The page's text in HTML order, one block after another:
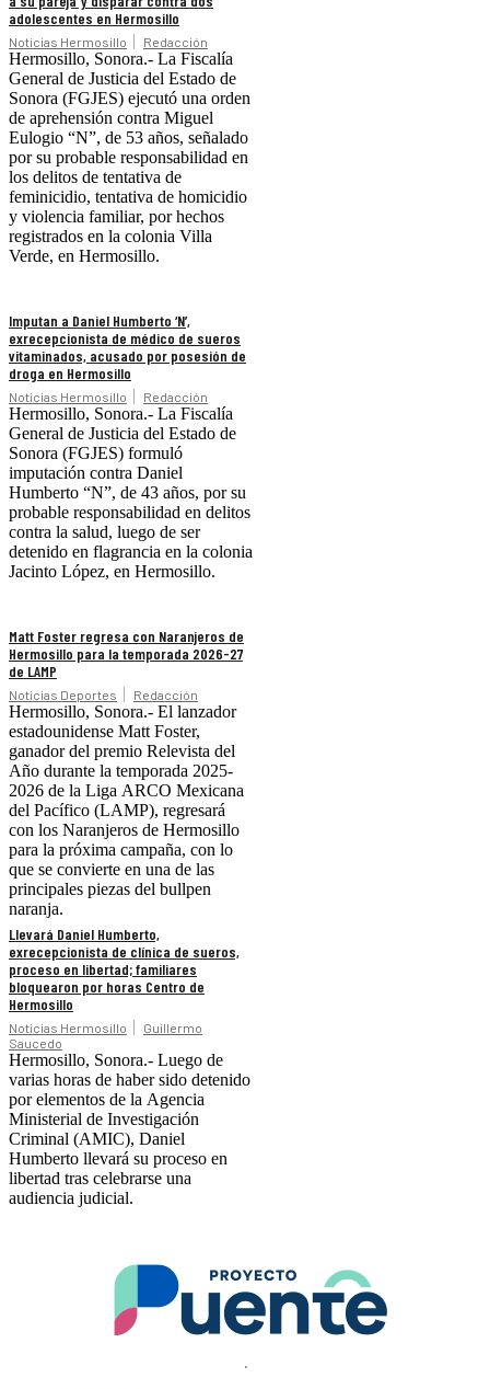
adolescentes en Hermosillo
Noticias Hermosillo Redacción
Hermosillo, Sonora.- La Fiscalía
General de Justicia del Estado de
Sonora (FGJES) ejecutó una orden
de aprehensión contra Miguel
Eulogio “N”, de 53 años, señalado
por su probable responsabilidad en
los delitos de tentativa de
feminicidio, tentativa de homicidio
y violencia familiar, por hechos
registrados en la colonia Villa
Verde, en Hermosillo.
Imputan a Daniel Humberto ‘N’,
exrecepcionista de médico de sueros
vitaminados, acusado por posesión de
droga en Hermosillo
Noticias Hermosillo Redacción
Hermosillo, Sonora.- La Fiscalía
General de Justicia del Estado de
Sonora (FGJES) formuló
imputación contra Daniel
Humberto “N”, de 43 años, por su
probable responsabilidad en delitos
contra la salud, luego de ser
detenido en flagrancia en la colonia
Jacinto López, en Hermosillo.
Matt Foster regresa con Naranjeros de
Hermosillo para la temporada 2026-27
de LAMP
Noticias Deportes Redacción
Hermosillo, Sonora.- El lanzador
estadounidense Matt Foster,
ganador del premio Relevista del
Año durante la temporada 2025-
2026 de la Liga ARCO Mexicana
del Pacífico (LAMP), regresará
con los Naranjeros de Hermosillo
para la próxima campaña, con lo
que se convierte en una de las
principales piezas del bullpen
naranja.
Llevará Daniel Humberto,
exrecepcionista de clínica de sueros,
proceso en libertad; familiares
bloquearon por horas Centro de
Hermosillo
Noticias Hermosillo
Guillermo
Saucedo
Hermosillo, Sonora.- Luego de
varias horas de haber sido detenido
por elementos de la Agencia
Ministerial de Investigación
Criminal (AMIC), Daniel
Humberto llevará su proceso en
libertad tras celebrarse una
audiencia judicial.
.